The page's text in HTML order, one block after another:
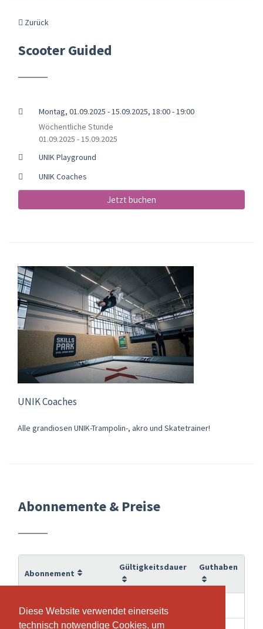
Diese Website verwendet einerseits
technisch notwendige Cookies, um
Diese Website verwendet einerseits
technisch notwendige Cookies, um
Zurück
Scooter Guided
Montag, 01.09.2025 - 15.09.2025, 18:00 - 19:00
Wöchentliche Stunde
01.09.2025 - 15.09.2025
UNIK Playground
UNIK Coaches
Jetzt buchen
UNIK Coaches
Alle grandiosen UNIK-Trampolin-, akro und Skatetrainer!
Abonnemente & Preise
Abonnement
Gültigkeitsdauer Guthaben
10er Kursabo 5 Monate